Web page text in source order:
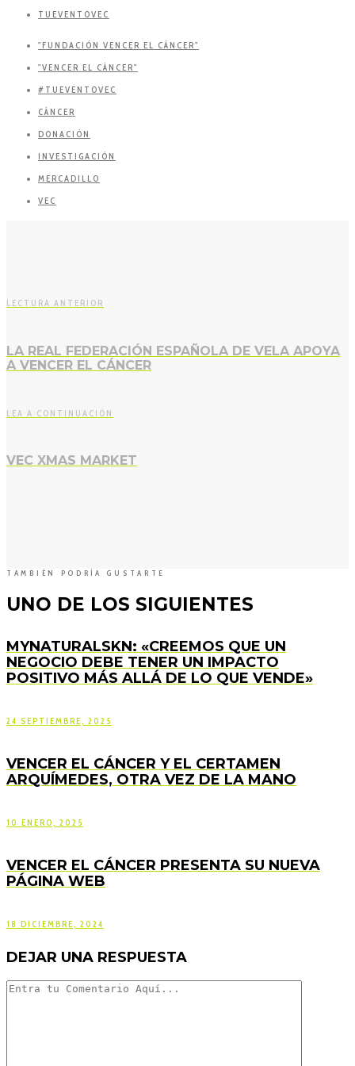
TUEVENTOVEC
"FUNDACIÓN VENCER EL CÁNCER"
"VENCER EL CÁNCER"
#TUEVENTOVEC
CÁNCER
DONACIÓN
INVESTIGACIÓN
MERCADILLO
VEC
LECTURA ANTERIOR
LA REAL FEDERACIÓN ESPAÑOLA DE VELA APOYA
A VENCER EL CÁNCER
LEA A CONTINUACIÓN
VEC XMAS MARKET
TAMBIÉN PODRÍA GUSTARTE
UNO DE LOS SIGUIENTES
MYNATURALSKN: «CREEMOS QUE UN
NEGOCIO DEBE TENER UN IMPACTO
POSITIVO MÁS ALLÁ DE LO QUE VENDE»
24 SEPTIEMBRE, 2025
VENCER EL CÁNCER Y EL CERTAMEN
ARQUÍMEDES, OTRA VEZ DE LA MANO
10 ENERO, 2025
VENCER EL CÁNCER PRESENTA SU NUEVA
PÁGINA WEB
18 DICIEMBRE, 2024
DEJAR UNA RESPUESTA